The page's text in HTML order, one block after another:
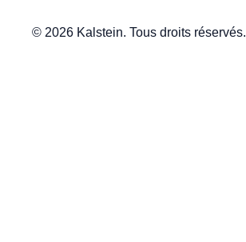
© 2026 Kalstein. Tous droits réservés.